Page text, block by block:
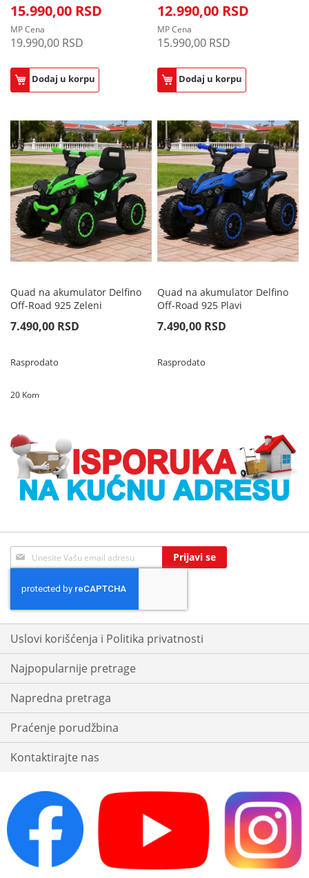
15.990,00 RSD
MP Cena
19.990,00 RSD
Dodaj u korpu
12.990,00 RSD
MP Cena
15.990,00 RSD
Dodaj u korpu
Quad na akumulator Delfino
Off-Road 925 Zeleni
7.490,00 RSD
Rasprodato
Quad na akumulator Delfino
Off-Road 925 Plavi
7.490,00 RSD
Rasprodato
20 Kom
Sign
Up
Our
Newsletter:
Prijavi se
Uslovi korišćenja i Politika privatnosti
Najpopularnije pretrage
Napredna pretraga
Praćenje porudžbina
Kontaktirajte nas